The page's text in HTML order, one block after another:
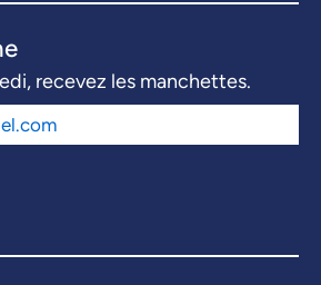
recevez les manchettes.